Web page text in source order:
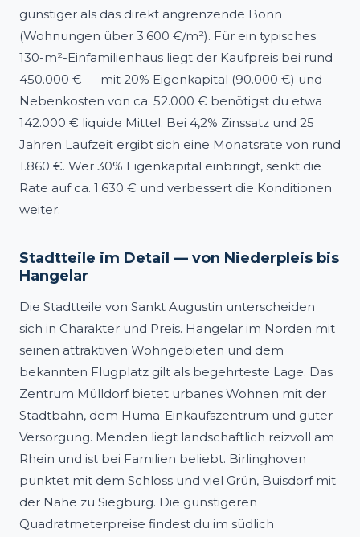
günstiger als das direkt angrenzende Bonn
(Wohnungen über 3.600 €/m²). Für ein typisches
130-m²-Einfamilienhaus liegt der Kaufpreis bei rund
450.000 € — mit 20% Eigenkapital (90.000 €) und
Nebenkosten von ca. 52.000 € benötigst du etwa
142.000 € liquide Mittel. Bei 4,2% Zinssatz und 25
Jahren Laufzeit ergibt sich eine Monatsrate von rund
1.860 €. Wer 30% Eigenkapital einbringt, senkt die
Rate auf ca. 1.630 € und verbessert die Konditionen
weiter.
Stadtteile im Detail — von Niederpleis bis
Hangelar
Die Stadtteile von Sankt Augustin unterscheiden
sich in Charakter und Preis. Hangelar im Norden mit
seinen attraktiven Wohngebieten und dem
bekannten Flugplatz gilt als begehrteste Lage. Das
Zentrum Mülldorf bietet urbanes Wohnen mit der
Stadtbahn, dem Huma-Einkaufszentrum und guter
Versorgung. Menden liegt landschaftlich reizvoll am
Rhein und ist bei Familien beliebt. Birlinghoven
punktet mit dem Schloss und viel Grün, Buisdorf mit
der Nähe zu Siegburg. Die günstigeren
Quadratmeterpreise findest du im südlich